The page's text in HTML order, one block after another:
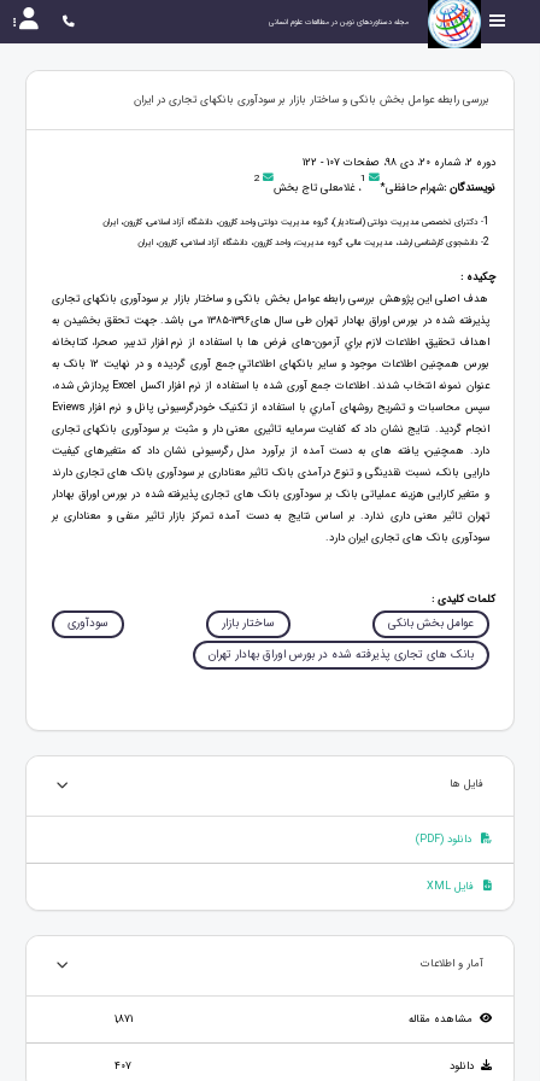
مجله دستاوردهای نوین در مطالعات علوم انسانی
بررسی رابطه عوامل بخش بانکی و ساختار بازار بر سودآوری بانکهای تجاری در ایران
دوره 2، شماره 20، دی 98، صفحات 107 - 122
نویسندگان :شهرام حافظی* 1، غلامعلی تاج بخش 2
1- دکترای تخصصی مدیریت دولتی (استادیار)، گروه مدیریت دولتی واحد کازرون، دانشگاه آزاد اسلامی، کازرون، ایران
2- دانشجوی کارشناسی ارشد، مدیریت مالی، گروه مدیریت، واحد کازرون، دانشگاه آزاد اسلامی، کازرون، ایران
چکیده :
هدف اصلی این پژوهش بررسی رابطه عوامل بخش بانکی و ساختار بازار بر سودآوری بانکهای تجاری
پذیرفته شده در بورس اوراق بهادار تهران طی سال های۱۳۹۶-۱۳۸۵ می باشد. جهت تحقق بخشيدن به
اهداف تحقيق، اطلاعات لازم براي آزمون-های فرض ها با استفاده از نرم افزار تدبير، صحرا، كتابخانه
بورس همچنين اطلاعات موجود و ساير بانکهای اطلاعاتي جمع آوری گرديده و در نهایت 12 بانک به
عنوان نمونه انتخاب شدند. اطلاعات جمع آوری شده با استفاده از نرم افزار اكسل Excel پردازش شده،
سپس محاسبات و تشريح روشهای آماري با استفاده از تکنیک خودرگرسیونی پانل و نرم افزار Eviews
انجام گردید. نتایج نشان داد که کفایت سرمایه تاثیری معنی دار و مثبت بر سودآوری بانکهای تجاری
دارد. همچنین، یافته های به دست آمده از برآورد مدل رگرسیونی نشان داد که متغیرهای کیفیت
دارایی بانک، نسبت نقدینگی و تنوع درآمدی بانک تاثیر معناداری بر سودآوری بانک های تجاری دارند
و متغیر کارایی هزینه عملیاتی بانک بر سودآوری بانک های تجاری پذیرفته شده در بورس اوراق بهادار
تهران تاثیر معنی داری ندارد. بر اساس نتایج به دست آمده تمرکز بازار تاثیر منفی و معناداری بر
سودآوری بانک های تجاری ایران دارد.
کلمات کلیدی :
عوامل بخش بانکی ساختار بازار
سودآوری
بانک های تجاری پذیرفته شده در بورس اوراق بهادار تهران
فایل ها
دانلود (PDF)
فایل XML
آمار و اطلاعات
مشاهده مقاله 1,871
دانلود 407